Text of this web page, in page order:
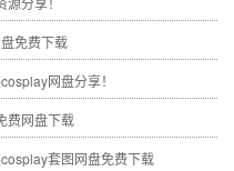
免费下载
网盘分享！
费网盘下载
套图网盘免费下载